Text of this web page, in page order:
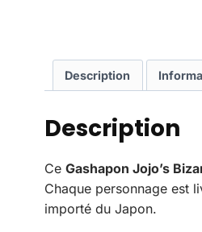
Description
Description
Ce Gashapon Jojo’s
Chaque personnage est
importé du Japon.